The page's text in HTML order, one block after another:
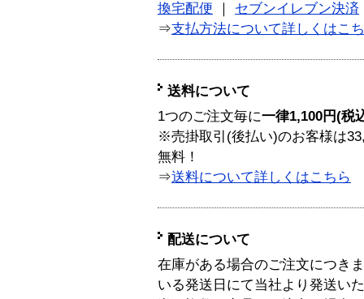
換宅配便
セブンイレブン決済
⇒支払方法について詳しくはこ
送料について
1つのご注文毎に一律1,100円(税
※売掛取引(後払い)のお客様は
無料！
⇒送料について詳しくはこちら
配送について
在庫がある場合のご注文につき
いる発送日にて当社より発送い